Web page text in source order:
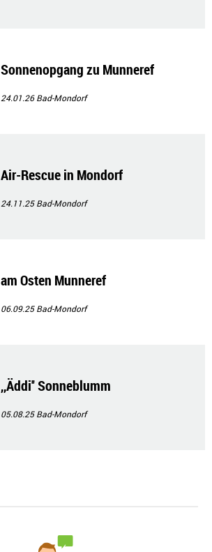
Sonnenopgang zu Munneref
24.01.26Bad-Mondorf
Air-Rescue in Mondorf
24.11.25Bad-Mondorf
am Osten Munneref
06.09.25Bad-Mondorf
,,Äddi'' Sonneblumm
05.08.25Bad-Mondorf